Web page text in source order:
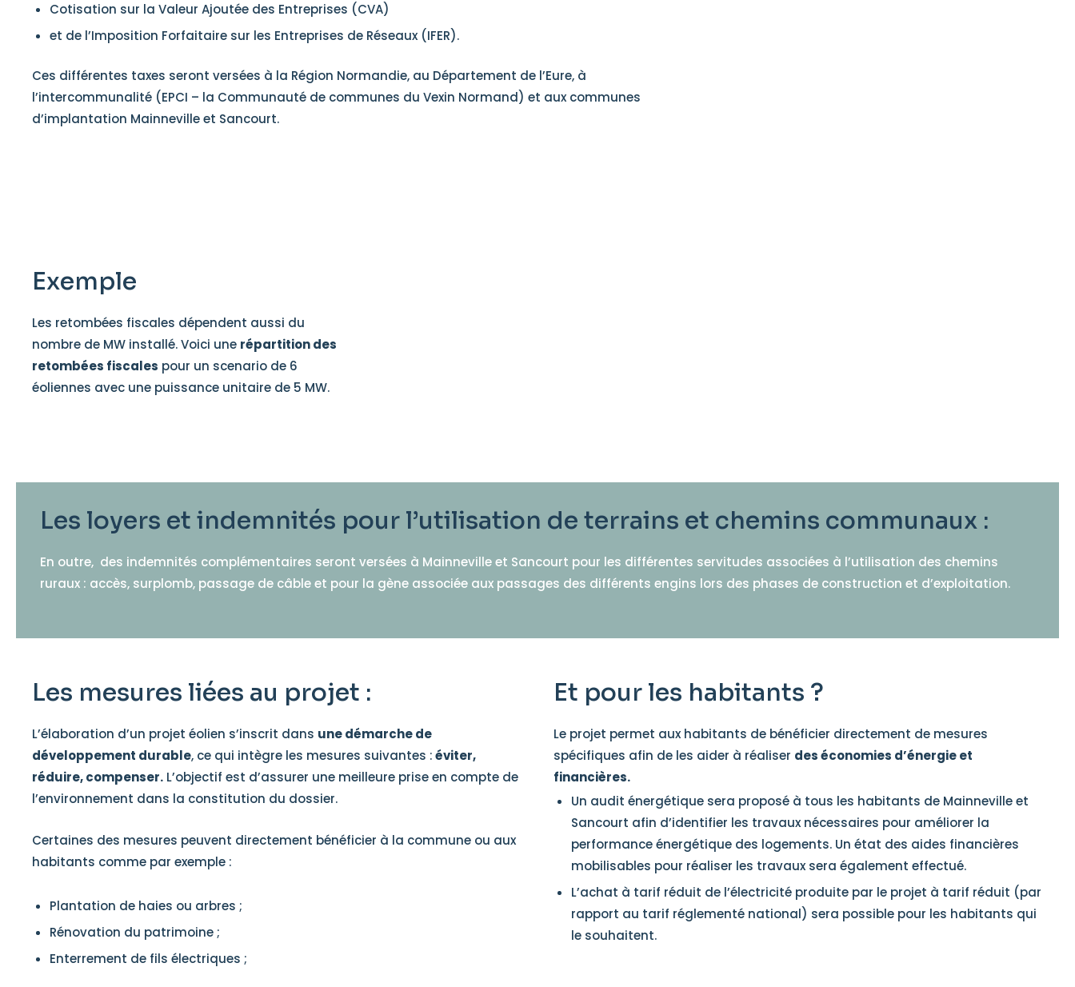
Cotisation sur la Valeur Ajoutée des Entreprises (CVA)
et de l’Imposition Forfaitaire sur les Entreprises de Réseaux (IFER).
Ces différentes taxes seront versées à la Région Normandie, au Département de l’Eure, à
l’intercommunalité (EPCI – la Communauté de communes du Vexin Normand) et aux communes
d’implantation Mainneville et Sancourt.
Exemple
Les retombées fiscales dépendent aussi du
nombre de MW installé. Voici une répartition des
retombées fiscales pour un scenario de 6
éoliennes avec une puissance unitaire de 5 MW.
Les loyers et indemnités pour l’utilisation de terrains et chemins communaux :
En outre, des indemnités complémentaires seront versées à Mainneville et Sancourt pour les différentes servitudes associées à l’utilisation des chemins
ruraux : accès, surplomb, passage de câble et pour la gène associée aux passages des différents engins lors des phases de construction et d’exploitation.
Les mesures liées au projet :
L’élaboration d’un projet éolien s’inscrit dans une démarche de
développement durable, ce qui intègre les mesures suivantes :éviter,
réduire, compenser. L’objectif est d’assurer une meilleure prise en compte de
l’environnement dans la constitution du dossier.
Certaines des mesures peuvent directement bénéficier à la commune ou aux
habitants comme par exemple :
Plantation de haies ou arbres ;
Rénovation du patrimoine ;
Enterrement de fils électriques ;
Et pour les habitants ?
Le projet permet aux habitants de bénéficier directement de mesures
spécifiques afin de les aider à réaliser des économies d’énergie et
financières.
Un audit énergétique sera proposé à tous les habitants de Mainneville et
Sancourt afin d’identifier les travaux nécessaires pour améliorer la
performance énergétique des logements. Un état des aides financières
mobilisables pour réaliser les travaux sera également effectué.
L’achat à tarif réduit de l’électricité produite par le projet à tarif réduit (par
rapport au tarif réglementé national) sera possible pour les habitants qui
le souhaitent.